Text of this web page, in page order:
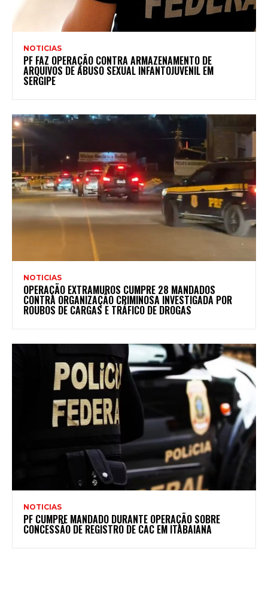
NOTICIAS
PF FAZ OPERAÇÃO CONTRA ARMAZENAMENTO DE
ARQUIVOS DE ABUSO SEXUAL INFANTOJUVENIL EM
SERGIPE
NOTICIAS
OPERAÇÃO EXTRAMUROS CUMPRE 28 MANDADOS
CONTRA ORGANIZAÇÃO CRIMINOSA INVESTIGADA POR
ROUBOS DE CARGAS E TRÁFICO DE DROGAS
NOTICIAS
PF CUMPRE MANDADO DURANTE OPERAÇÃO SOBRE
CONCESSÃO DE REGISTRO DE CAC EM ITABAIANA